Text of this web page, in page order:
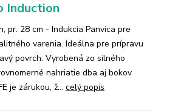
Induction
pr. 28 cm - Indukcia Panvica pre
varenia. Ideálna pre prípravu
povrch. Vyrobená zo silného
nahriatie dba aj bokov
je zárukou, ž... celý popis